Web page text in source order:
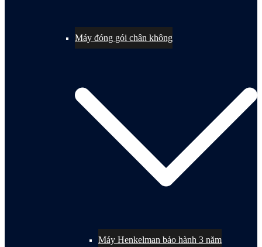
Máy đóng gói chân không
Máy Henkelman bảo hành 3 năm